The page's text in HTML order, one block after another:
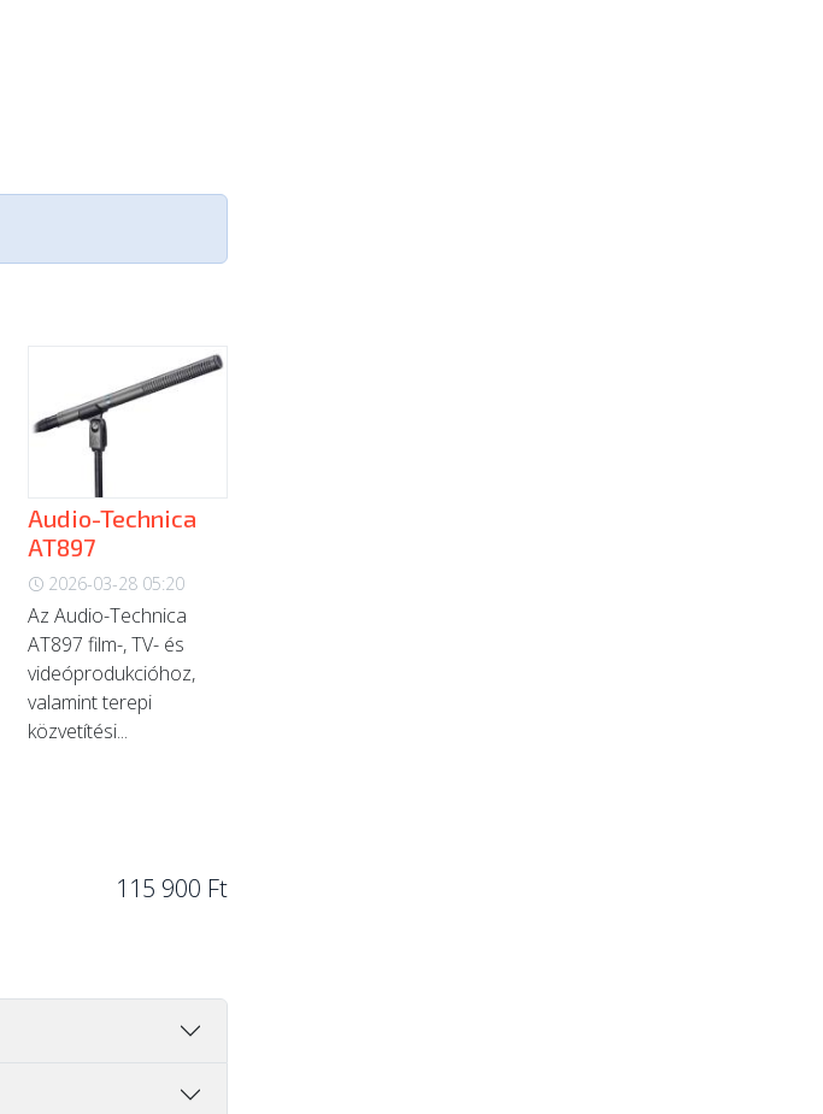
Audio-Technica
AT897
2026-03-28 05:20
Az Audio-Technica
AT897 film-, TV- és
videóprodukcióhoz,
valamint terepi
közvetítési...
115 900 Ft